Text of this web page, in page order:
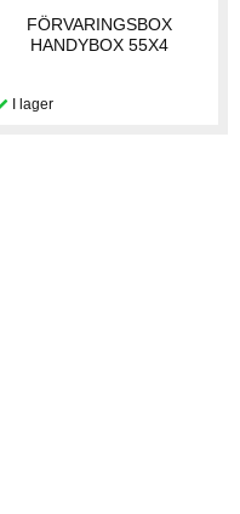
FÖRVARINGSBOX
HANDYBOX 55X4